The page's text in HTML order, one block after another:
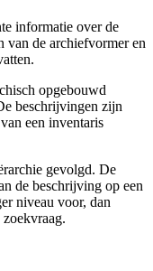
informatie over de
van de archiefvormer en
opgebouwd
beschrijvingen zijn
een inventaris
gevolgd. De
de beschrijving op een
niveau voor, dan